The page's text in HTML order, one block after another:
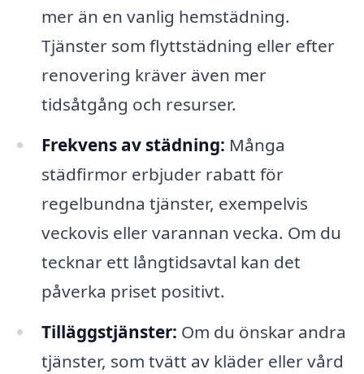
mer än en vanlig hemstädning.
Tjänster som flyttstädning eller efter
renovering kräver även mer
tidsåtgång och resurser.
Frekvens av städning: Många
städfirmor erbjuder rabatt för
regelbundna tjänster, exempelvis
veckovis eller varannan vecka. Om du
tecknar ett långtidsavtal kan det
påverka priset positivt.
Tilläggstjänster: Om du önskar andra
tjänster, som tvätt av kläder eller vård